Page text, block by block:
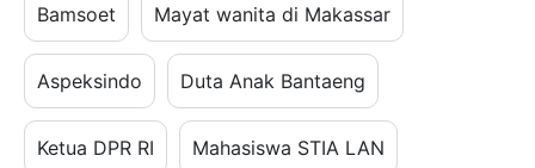
Bamsoet Mayat wanita di Makassar
Aspeksindo Duta Anak Bantaeng
Ketua DPR RI Mahasiswa STIA LAN